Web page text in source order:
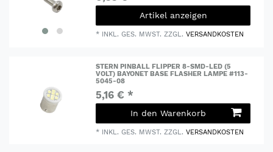
Artikel anzeigen
* INKL. GES. MWST. ZZGL.VERSANDKOSTEN
STERN PINBALL FLIPPER 8-SMD-LED (5
VOLT) BAYONET BASE FLASHER LAMPE #113-
5045-08
5,16 € *
In den Warenkorb
* INKL. GES. MWST. ZZGL.VERSANDKOSTEN